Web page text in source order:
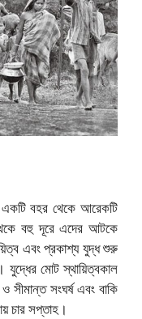
বহর থেকে আরেকটি
বহু দূরে এদের আটকে
এবং প্রকাশ্য যুদ্ধ শুরু
যুদ্ধের মোট স্থায়িত্বকাল
সংঘর্ষ এবং বাকি
চার সপ্তাহ।